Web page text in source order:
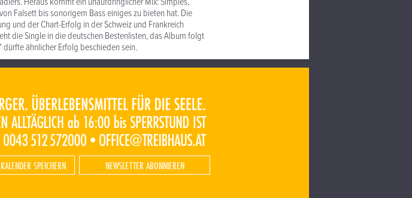
Falsett bis sonorigem Bass einiges zu bieten hat. Die
und der Chart-Erfolg in der Schweiz und Frankreich
die Single in die deutschen Bestenlisten, das Album folgt
ähnlicher Erfolg beschieden sein.
SPEICHERN NEWSLETTER ABONNIEREN